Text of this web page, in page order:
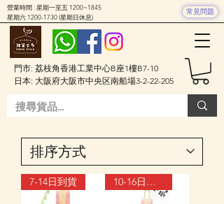
門市: 荔枝角香港工業中心B座1樓B7-10
日本: 大阪府大阪市中央区南船場3-2-22-205
營業時間 : 星期一至五 1200~1845
星期六 1200-1730(星期日休息)
常見問題
7-14日到貨 10-16日到貨